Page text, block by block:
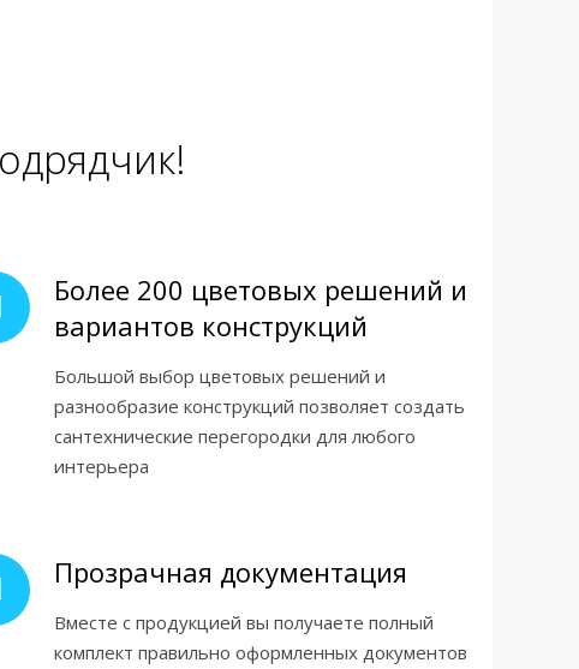
Более 200 цветовых решений и
вариантов конструкций
Большой выбор цветовых решений и
разнообразие конструкций позволяет создать
сантехнические перегородки для любого
интерьера
Прозрачная документация
Вместе с продукцией вы получаете полный
комплект правильно оформленных документов